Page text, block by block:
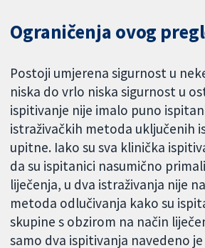
Ograničenja ovog
Postoji umjerena sigurnost u
niska do vrlo niska sigurnost u
ispitivanje nije imalo puno
istraživačkih metoda uključenih
upitne. Iako su sva klinička
da su ispitanici nasumično
liječenja, u dva istraživanja nije
metoda odlučivanja kako su
skupine s obzirom na način
samo dva ispitivanja navedeno